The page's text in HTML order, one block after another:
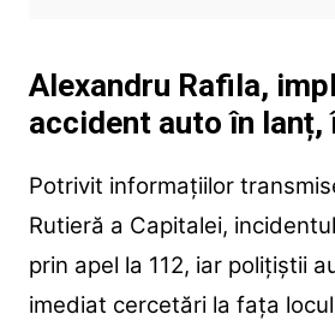
Alexandru Rafila,
accident auto în lanț,
Potrivit informațiilor
Rutieră a Capitalei,
prin apel la 112, iar polițiștii
imediat cercetări la fața